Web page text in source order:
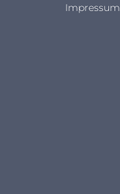
Impressum